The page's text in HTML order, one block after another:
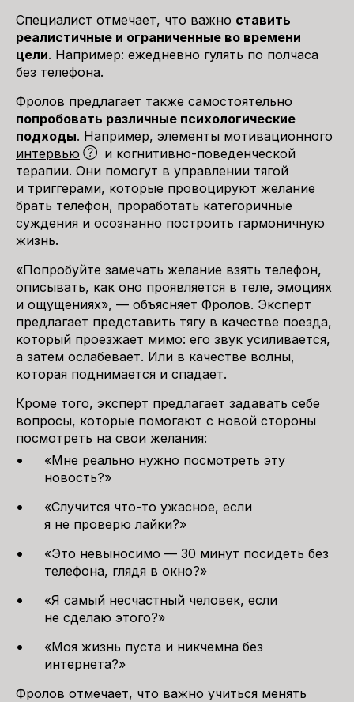
Специалист отмечает, что важно ставить
реалистичные и ограниченные во времени
цели. Например: ежедневно гулять по полчаса
без телефона.
Фролов предлагает также самостоятельно
попробовать различные психологические
подходы. Например, элементы мотивационного
интервью
и когнитивно-поведенческой
терапии. Они помогут в управлении тягой
и триггерами, которые провоцируют желание
брать телефон, проработать категоричные
суждения и осознанно построить гармоничную
жизнь.
«Попробуйте замечать желание взять телефон,
описывать, как оно проявляется в теле, эмоциях
и ощущениях», — объясняет Фролов. Эксперт
предлагает представить тягу в качестве поезда,
который проезжает мимо: его звук усиливается,
а затем ослабевает. Или в качестве волны,
которая поднимается и спадает.
Кроме того, эксперт предлагает задавать себе
вопросы, которые помогают с новой стороны
посмотреть на свои желания:
«Мне реально нужно посмотреть эту
новость?»
«Случится что-то ужасное, если
я не проверю лайки?»
«Это невыносимо — 30 минут посидеть без
телефона, глядя в окно?»
«Я самый несчастный человек, если
не сделаю этого?»
«Моя жизнь пуста и никчемна без
интернета?»
Фролов отмечает, что важно учиться менять